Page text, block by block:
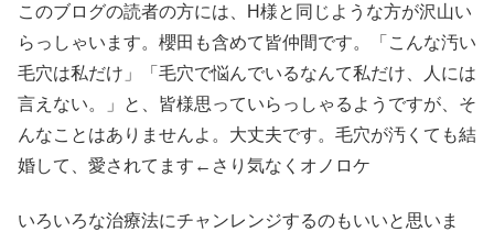
このブログの読者の方には、H様と同じような方が沢山い
らっしゃいます。櫻田も含めて皆仲間です。「こんな汚い
毛穴は私だけ」「毛穴で悩んでいるなんて私だけ、人には
言えない。」と、皆様思っていらっしゃるようですが、そ
んなことはありませんよ。大丈夫です。毛穴が汚くても結
婚して、愛されてます←さり気なくオノロケ
いろいろな治療法にチャンレンジするのもいいと思いま